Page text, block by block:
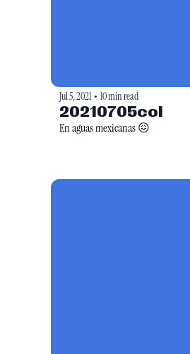
Jul 5, 2021 • 10 min read
20210705col
En aguas mexicanas 😖